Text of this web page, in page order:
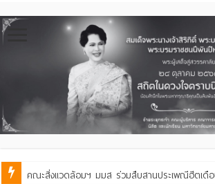
คณะสิ่งแวดล้อมฯ มมส ร่วมสืบสานประเพณีฮีตเดื
คณะสิ่งแวดล้อมฯ มมส ร่วมต้อนรับและแลกเปลี่ยน